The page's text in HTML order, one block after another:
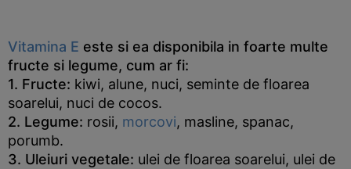
Vitamina E este si ea disponibila in foarte multe
fructe si legume, cum ar fi:
1. Fructe: kiwi, alune, nuci, seminte de floarea
soarelui, nuci de cocos.
2. Legume: rosii, morcovi, masline, spanac,
porumb.
3. Uleiuri vegetale: ulei de floarea soarelui, ulei de